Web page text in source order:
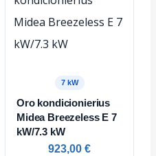
7 kW
Oro kondicionierius
Midea Breezeless E 7
kW/7.3 kW
923,00 €